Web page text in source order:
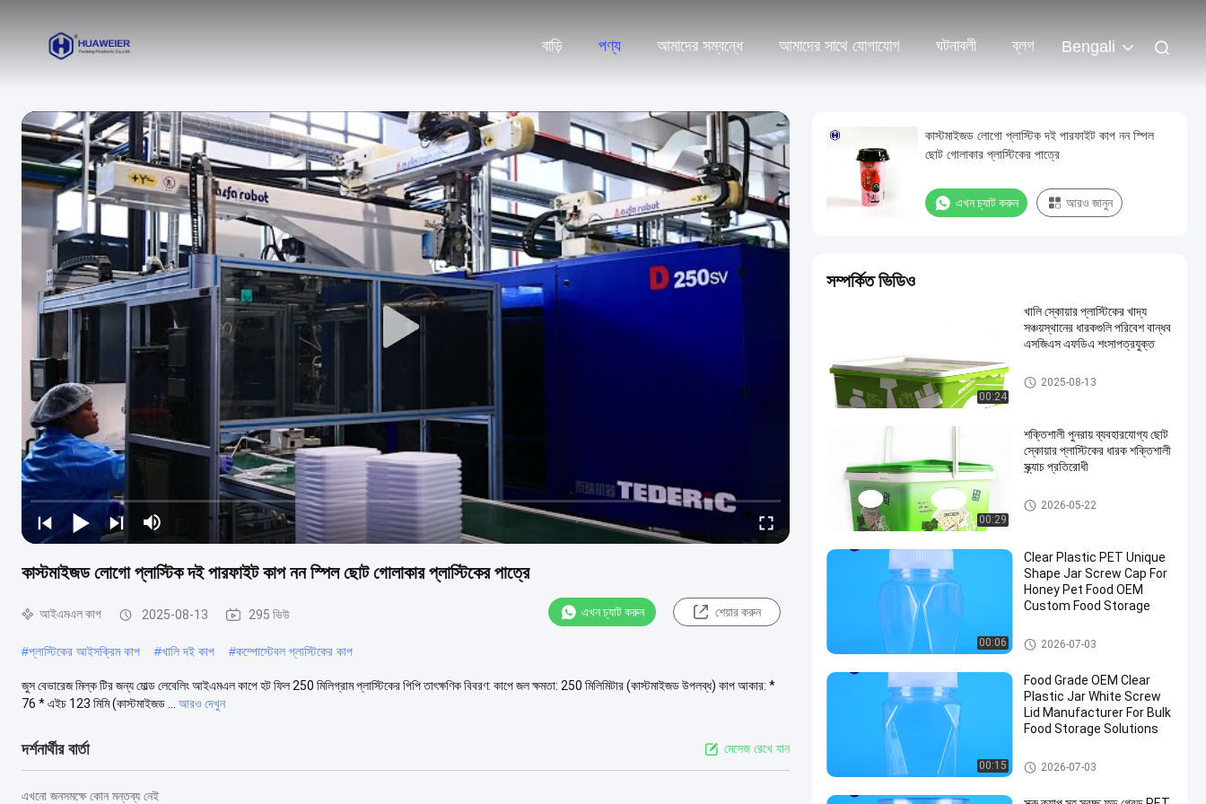
বাড়ি পণ্য আমাদের সম্বন্ধে আমাদের সাথে যোগাযোগ ঘটনাবলী ব্লগ Bengali
কাস্টমাইজড লোগো প্লাস্টিক দই পারফাইট কাপ নন স্পিল ছোট গোলাকার প্লাস্টিকের পাত্রে
আইএমএল কাপ 2025-08-13 295 ভিউ এখন চ্যাট করুন শেয়ার করুন
#প্লাস্টিকের আইসক্রিম কাপ #খালি দই কাপ #কম্পোস্টেবল প্লাস্টিকের কাপ
জুস বেভারেজ মিল্ক টির জন্য মোল্ড লেবেলিং আইএমএল কাপে হট ফিল 250 মিলিগ্রাম প্লাস্টিকের পিপি তাৎক্ষণিক বিবরণ: কাপে জল ক্ষমতা: 250 মিলিমিটার (কাস্টমাইজড উপলব্ধ) কাপ আকার: *
76 * এইচ 123 মিমি (কাস্টমাইজড ...
আরও দেখুন
দর্শনার্থীর বার্তা মেসেজ রেখে যান
এখনো জনসমক্ষে কোন মন্তব্য নেই
কাস্টমাইজড লোগো প্লাস্টিক দই পারফাইট কাপ নন স্পিল
ছোট গোলাকার প্লাস্টিকের পাত্রে
এখন চ্যাট করুন আরও জানুন
সম্পর্কিত ভিডিও
00:24
খালি স্কোয়ার প্লাস্টিকের খাদ্য
সঞ্চয়স্থানের ধারকগুলি পরিবেশ বান্ধব
এসজিএস এফডিএ শংসাপত্রযুক্ত
আইএমএল বক্স
2025-08-13
00:29
শক্তিশালী পুনরায় ব্যবহারযোগ্য ছোট
স্কোয়ার প্লাস্টিকের ধারক শক্তিশালী
স্ক্র্যাচ প্রতিরোধী
আইএমএল টিউবস
2026-05-22
00:06
Clear Plastic PET Unique
Shape Jar Screw Cap For
Honey Pet Food OEM
Custom Food Storage
প্লাস্টিকের প্যাকেজিং জার
2026-07-03
00:15
Food Grade OEM Clear
Plastic Jar White Screw
Lid Manufacturer For Bulk
Food Storage Solutions
প্লাস্টিকের প্যাকেজিং জার
2026-07-03